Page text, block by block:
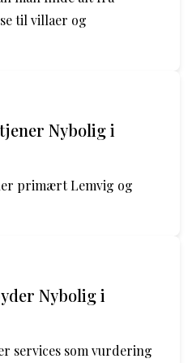
til villaer og
Nybolig i
primært Lemvig og
Nybolig i
services som vurdering